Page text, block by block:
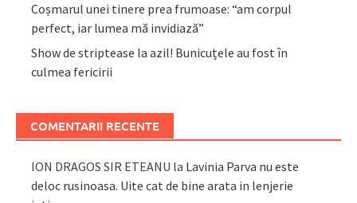
Coșmarul unei tinere prea frumoase: “am corpul
perfect, iar lumea mă invidiază”
Show de striptease la azil! Bunicuțele au fost în
culmea fericirii
COMENTARII RECENTE
ION DRAGOS SIR ETEANU la Lavinia Parva nu este
deloc rusinoasa. Uite cat de bine arata in lenjerie